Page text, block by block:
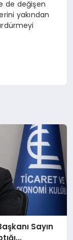
de değişen
yakından
Sayın